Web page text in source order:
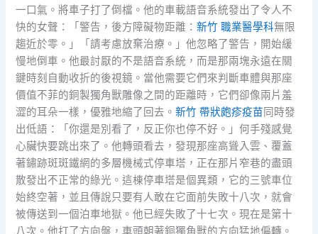
一口氣。將車子打了倒檔。他的車載語音系統發出了令人不
快的女聲：「警告，後方障礙物距離：新竹 職業醫學科無限
趨近於零。」「請考慮放棄治療。」他忽略了警告，開始緩
慢地倒車。他最討厭的不是語音系統，而是那兩塊永遠在關
鍵時刻自動收折的後視鏡。當他需要它們來判斷車體與那座
價值不菲的銅製獨角獸雕像之間的距離時，它們卻像兩片羞
澀的耳朵一樣，優雅地縮了回去。新竹 帶狀皰疹疫苗同時發
出低語：「你還是別看了，反正你也停不好。」何手殘感覺
心臟快要跳出來了。他轉頭看去，發現那座高聳入雲、覆蓋
著鏽跡斑斑鐵網的多層機械式停車塔，正在那片窄巷的盡頭
散發出不正常的綠光。這棟停車塔是個異類，它的三號車位
始終空著，並且傳說只要有人敢在它面前失敗十八次，就會
被傳送到一個泊車地獄。他已經失敗了十七次。現在是第十
八次。他打了方向盤，車頭朝著銅獨角獸的方向猛地偏轉。